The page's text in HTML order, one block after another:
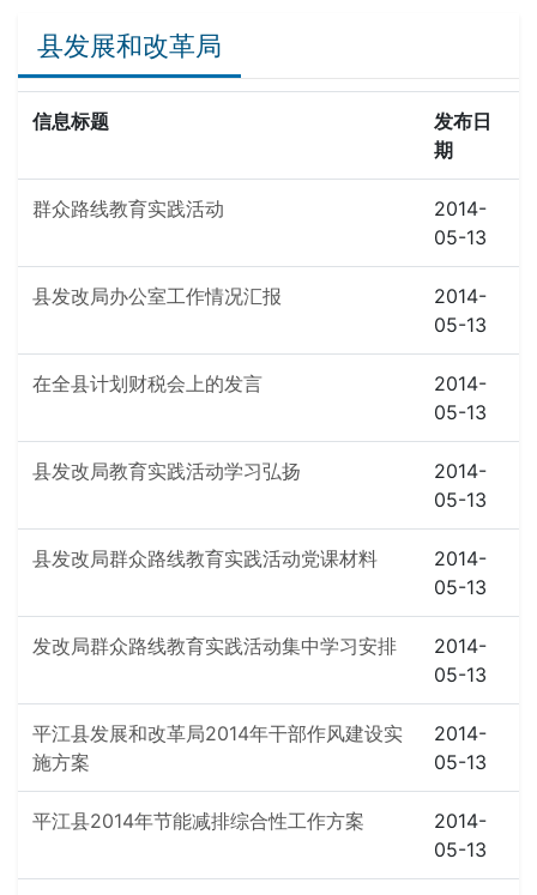
县发展和改革局
信息标题
发布日
期
群众路线教育实践活动
2014-
05-13
县发改局办公室工作情况汇报
2014-
05-13
在全县计划财税会上的发言
2014-
05-13
县发改局教育实践活动学习弘扬
2014-
05-13
县发改局群众路线教育实践活动党课材料
2014-
05-13
发改局群众路线教育实践活动集中学习安排
2014-
05-13
平江县发展和改革局2014年干部作风建设实
施方案
2014-
05-13
平江县2014年节能减排综合性工作方案
2014-
05-13